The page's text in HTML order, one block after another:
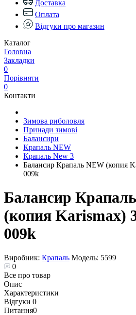
Доставка
Оплата
Відгуки про магазин
Каталог
Головна
Закладки
0
Порівняти
0
Контакти
Зимова риболовля
Принади зимові
Балансири
Крапаль NEW
Крапаль New 3
Балансир Крапаль NEW (копия
009k
Балансир
(копия Karismax)
009k
Виробник: Крапаль Модель: 5599
0
Все про товар
Опис
Характеристики
Відгуки 0
Питання0